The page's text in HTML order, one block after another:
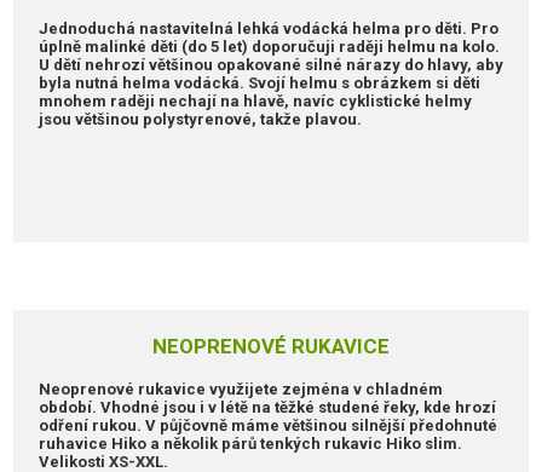
Jednoduchá nastavitelná lehká vodácká helma pro děti. Pro
úplně malinké děti (do 5 let) doporučuji raději helmu na kolo.
U dětí nehrozí většinou opakované silné nárazy do hlavy, aby
byla nutná helma vodácká. Svojí helmu s obrázkem si děti
mnohem raději nechají na hlavě, navíc cyklistické helmy
jsou většinou polystyrenové, takže plavou.
NEOPRENOVÉ RUKAVICE
Neoprenové rukavice využijete zejména v chladném
období. Vhodné jsou i v létě na těžké studené řeky, kde hrozí
odření rukou. V půjčovně máme většinou silnější předohnuté
ruhavice Hiko a několik párů tenkých rukavic Hiko slim.
Velikosti XS-XXL.